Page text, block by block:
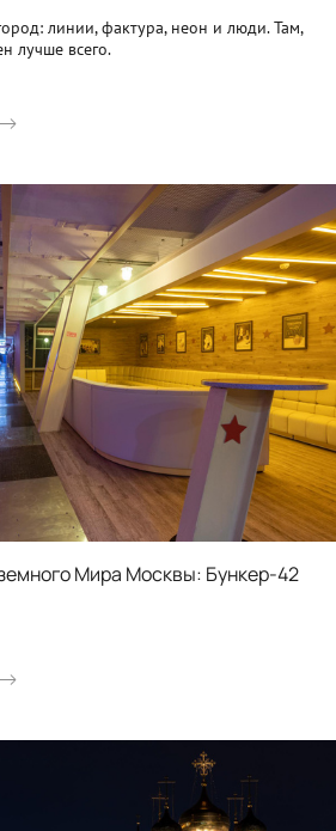
линии, фактура, неон и люди. Там,
лучше всего.
Мира Москвы: Бункер-42